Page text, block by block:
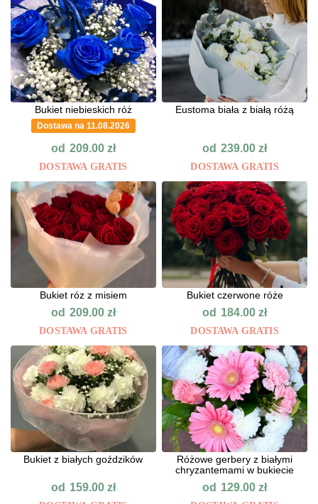
Bukiet niebieskich róż
Dostawa na 11.08.2026
od 209.00 zł
DOSTAWA GRATIS
Eustoma biała z białą różą
od 239.00zł
DOSTAWA GRATIS
Bukiet róz z misiem
od 209.00 zł
DOSTAWA GRATIS
Bukiet czerwone róże
od 184.00zł
DOSTAWA GRATIS
Bukiet z białych goździków
od 159.00 zł
Różowe gerbery z białymi
chryzantemami w bukiecie
od 129.00zł